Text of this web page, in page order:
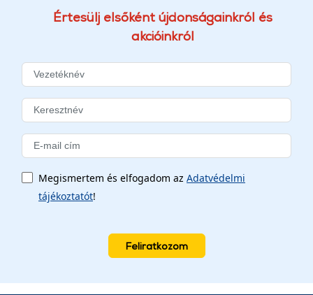
Értesülj elsőként újdonságainkról és
akcióinkról
Megismertem és elfogadom az Adatvédelmi
tájékoztatót!
Feliratkozom